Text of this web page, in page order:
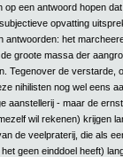
op een antwoord hopen
opvatting
antwoorden: het
groote massa der
Tegenover de verstarde,
nihilisten nog wel eens
aanstellerij - maar de
wil rekenen) krijgen
de veelpraterij, die als
geen einddoel heeft)